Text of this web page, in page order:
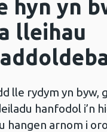
hyn yn
lleihau
lle rydym yn
hanfodol i’n
hangen arnom i